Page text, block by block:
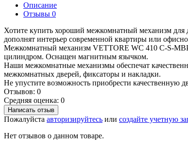
Описание
Отзывы 0
Хотите купить хороший межкомнатный механизм для
дополнят интерьер современной квартиры или
Межкомнатный механизм VETTORE WC 410 С-S-MBP
цилиндром. Оснащен магнитным язычком.
Наши межкомнатные механизмы обеспечат
межкомнатных дверей, фиксаторы и накладки.
Не упустите возможность приобрести
Отзывов: 0
Средняя оценка: 0
Написать отзыв
Пожалуйста авторизируйтесь или создайте учетную
Нет отзывов о данном товаре.